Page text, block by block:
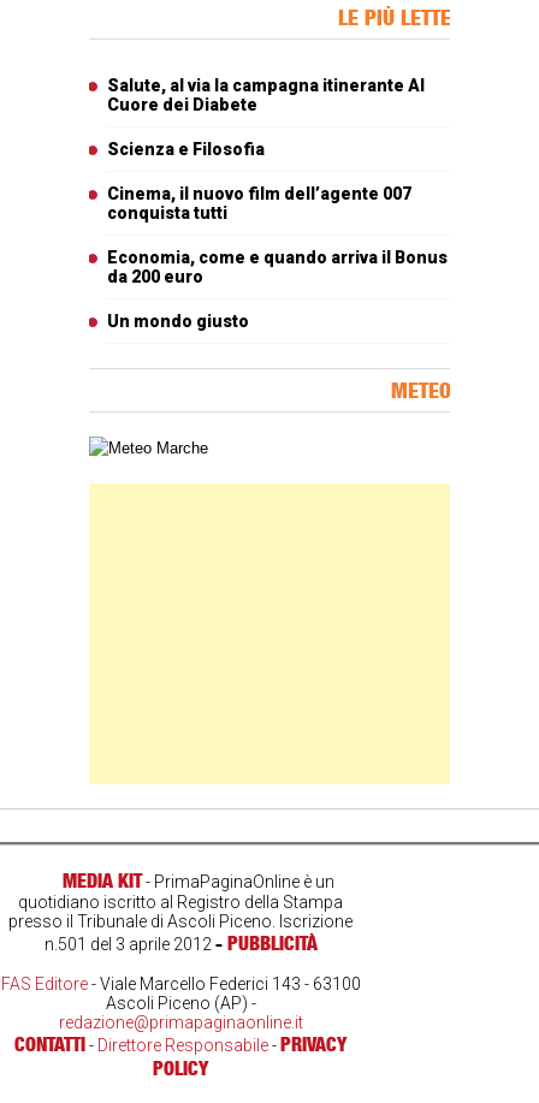
LE PIÙ LETTE
Salute, al via la campagna itinerante Al
Cuore dei Diabete
Scienza e Filosofia
Cinema, il nuovo film dell’agente 007
conquista tutti
Economia, come e quando arriva il Bonus
da 200 euro
Un mondo giusto
METEO
Carta meteorologica delle Marche
MEDIA KIT- PrimaPaginaOnline è un
quotidiano iscritto al Registro della Stampa
presso il Tribunale di Ascoli Piceno. Iscrizione
n.501 del 3 aprile 2012- PUBBLICITÀ
FAS Editore- Viale Marcello Federici 143 - 63100
Ascoli Piceno (AP) -
redazione@primapaginaonline.it
CONTATTI- Direttore Responsabile-PRIVACY
POLICY